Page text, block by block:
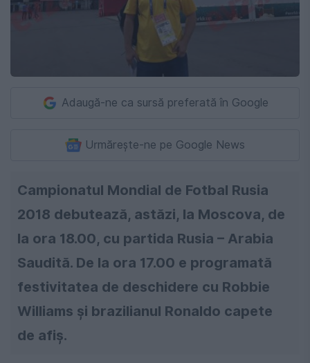
Adaugă-ne ca sursă preferată în Google
Urmărește-ne pe Google News
Campionatul Mondial de Fotbal Rusia
2018 debutează, astăzi, la Moscova, de
la ora 18.00, cu partida Rusia – Arabia
Saudită. De la ora 17.00 e programată
festivitatea de deschidere cu Robbie
Williams și brazilianul Ronaldo capete
de afiș.